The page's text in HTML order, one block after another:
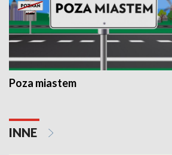
Poza miastem
INNE